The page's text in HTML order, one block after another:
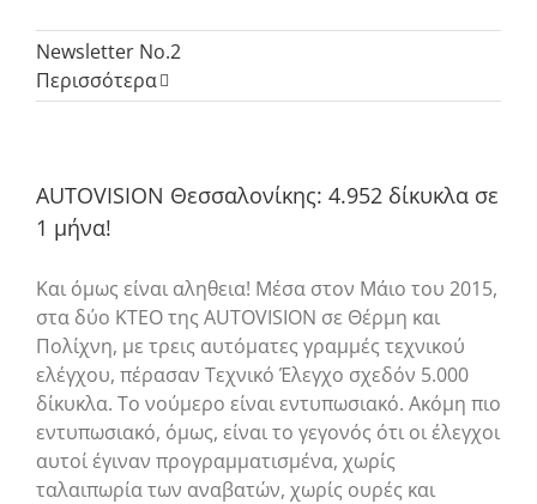
Newsletter No.2
Περισσότερα
AUTOVISION Θεσσαλονίκης: 4.952 δίκυκλα σε
1 μήνα!
Και όμως είναι αληθεια! Μέσα στον Μάιο του 2015,
στα δύο ΚΤΕΟ της AUTOVISION σε Θέρμη και
Πολίχνη, με τρεις αυτόματες γραμμές τεχνικού
ελέγχου, πέρασαν Τεχνικό Έλεγχο σχεδόν 5.000
δίκυκλα. Το νούμερο είναι εντυπωσιακό. Ακόμη πιο
εντυπωσιακό, όμως, είναι το γεγονός ότι οι έλεγχοι
αυτοί έγιναν προγραμματισμένα, χωρίς
ταλαιπωρία των αναβατών, χωρίς ουρές και